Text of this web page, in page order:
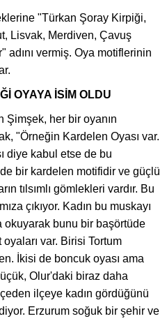
"Türkan Şoray Kirpiği,
Lisvak, Merdiven, Çavuş
adını vermiş. Oya motiflerinin
OYAYA İSİM OLDU
Şimşek, her bir oyanın
"Örneğin Kardelen Oyası var.
diye kabul etse de bu
bir kardelen motifidir ve güçlü
tılsımlı gömlekleri vardır. Bu
çıkıyor. Kadın bu muskayı
okuyarak bunu bir başörtüde
oyaları var. Birisi Tortum
İkisi de boncuk oyası ama
Olur'daki biraz daha
ilçeye kadın gördüğünü
Erzurum soğuk bir şehir ve